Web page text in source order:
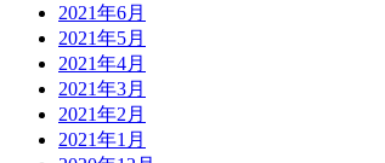
2021年6月
2021年5月
2021年4月
2021年3月
2021年2月
2021年1月